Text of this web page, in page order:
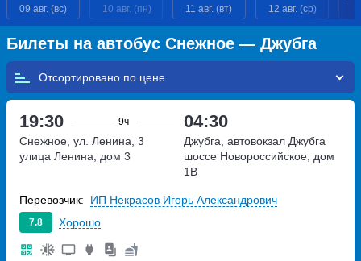
09 авг. (вс)
10 авг. (пн)
11 авг. (вт)
12 авг. (ср)
Билеты на автобус Снежное — Джубга
Отсортировано по
19:30 9ч 04:30
Снежное, ул. Ленина, 3
улица Ленина, дом 3
Джубга, автовокзал Джубга
шоссе Новороссийское, дом
1В
7.8 Хорошо
Перевозчик: ИП Некрасов Игорь Александрович